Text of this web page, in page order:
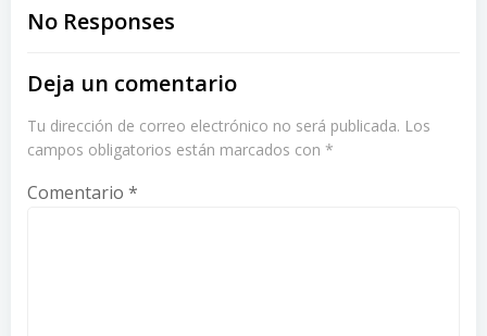
navigation
No Responses
Deja un comentario
Tu dirección de correo electrónico no será publicada. Los
campos obligatorios están marcados con *
Comentario *